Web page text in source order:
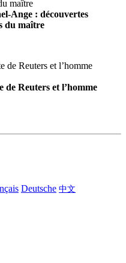
Ange : découvertes
du maître
de Reuters et l’homme
Deutsche 中文